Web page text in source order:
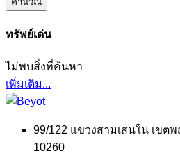
ทรัพย์เด่น
ไม่พบสิ่งที่ค้นหา
เพิ่มเติม...
99/122 แขวงสามเสนใน เขต
10260